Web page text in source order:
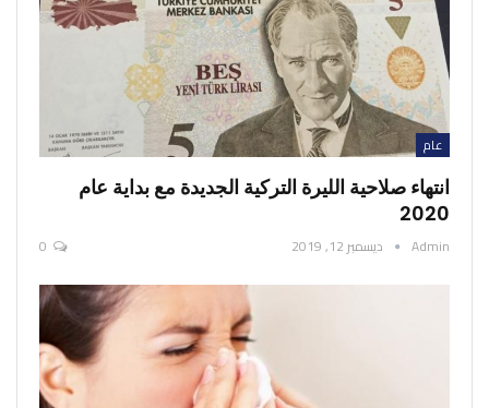
عام
انتهاء صلاحية الليرة التركية الجديدة مع بداية عام
2020
Admin ديسمبر 12, 2019